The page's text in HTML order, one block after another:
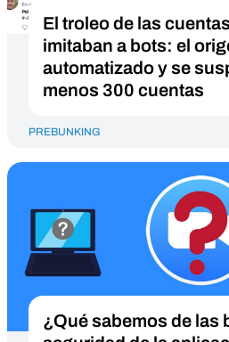
El troleo de las
imitaban a bots: el
automatizado y se
menos 300 cuentas
PREBUNKING
¿Qué sabemos de las